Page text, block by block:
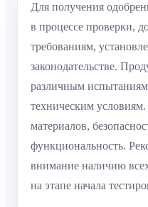
Для получения
в процессе проверки,
требованиям,
законодательстве.
различным испытаниям
техническим
материалов,
функциональность.
внимание наличию
на этапе начала